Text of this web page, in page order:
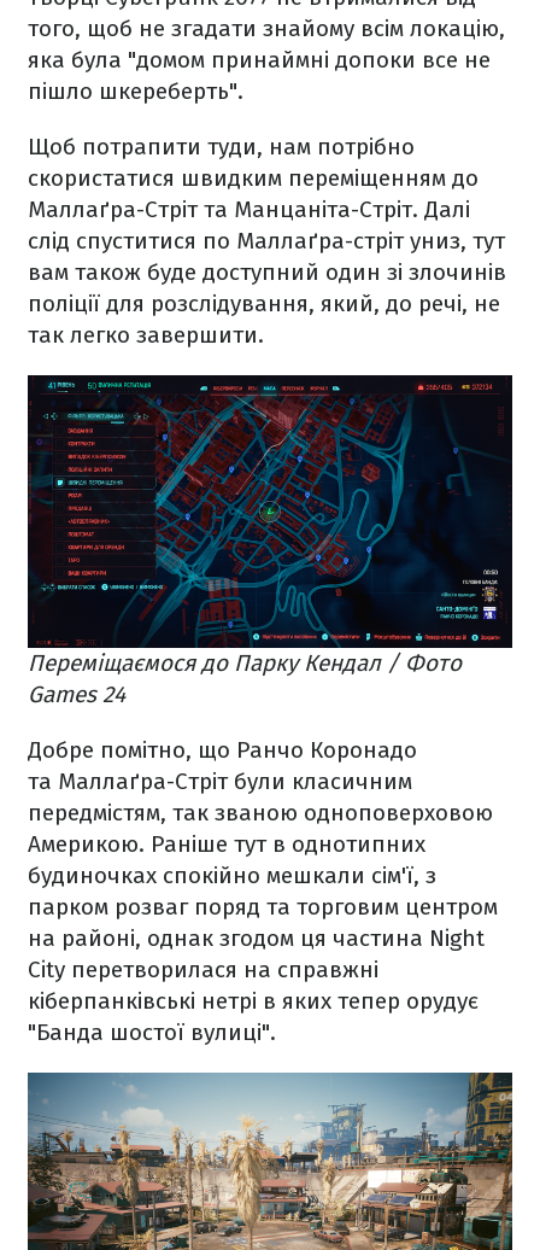
того, щоб не згадати знайому всім локацію,
яка була "домом принаймні допоки все не
пішло шкереберть".
Щоб потрапити туди, нам потрібно
скористатися швидким переміщенням до
Маллаґра-Стріт та Манцаніта-Стріт. Далі
слід спуститися по Маллаґра-стріт униз, тут
вам також буде доступний один зі злочинів
поліції для розслідування, який, до речі, не
так легко завершити.
Переміщаємося до Парку Кендал / Фото
Games 24
Добре помітно, що Ранчо Коронадо
та Маллаґра-Стріт були класичним
передмістям, так званою одноповерховою
Америкою. Раніше тут в однотипних
будиночках спокійно мешкали сім'ї, з
парком розваг поряд та торговим центром
на районі, однак згодом ця частина Night
City перетворилася на справжні
кіберпанківські нетрі в яких тепер орудує
"Банда шостої вулиці".